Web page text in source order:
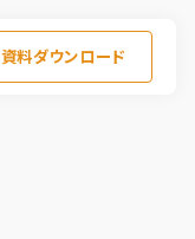
資料ダウンロード